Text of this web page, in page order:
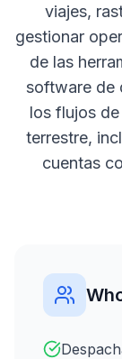
viajes,
gestionar
de las
software de
los flujos
terrestre,
cuentas